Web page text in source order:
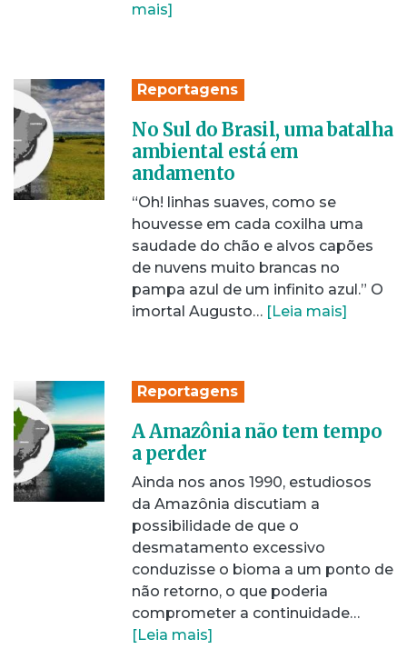
mais]
Reportagens
No Sul do Brasil, uma batalha
ambiental está em
andamento
“Oh! linhas suaves, como se
houvesse em cada coxilha uma
saudade do chão e alvos capões
de nuvens muito brancas no
pampa azul de um infinito azul.” O
imortal Augusto… [Leia mais]
Reportagens
A Amazônia não tem tempo
a perder
Ainda nos anos 1990, estudiosos
da Amazônia discutiam a
possibilidade de que o
desmatamento excessivo
conduzisse o bioma a um ponto de
não retorno, o que poderia
comprometer a continuidade…
[Leia mais]